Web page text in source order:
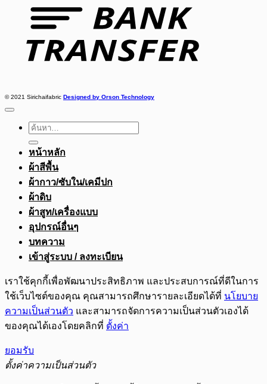
© 2021 Sirichaifabric Designed by Orson Technology
ค้นหา:
หน้าหลัก
ผ้าสีพื้น
ผ้ากาว/ซับใน/เคมีปก
ผ้าดิบ
ผ้าสูท/เครื่องแบบ
อุปกรณ์อื่นๆ
บทความ
เข้าสู่ระบบ / ลงทะเบียน
เราใช้คุกกี้เพื่อพัฒนาประสิทธิภาพ และประสบการณ์ที่ดีในการ
ใช้เว็บไซต์ของคุณ คุณสามารถศึกษารายละเอียดได้ที่ นโยบาย
ความเป็นส่วนตัว และสามารถจัดการความเป็นส่วนตัวเองได้
ของคุณได้เองโดยคลิกที่ ตั้งค่า
ยอมรับ
ตั้งค่าความเป็นส่วนตัว